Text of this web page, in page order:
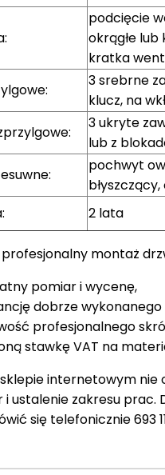
podcięcie
okrągłe
kratka
3 srebrne
klucz, na
3 ukryte
lub z
pochwyt
2 lata
montaż
pomiar i wycenę,
dobrze wykonanego
profesjonalnego
stawkę VAT na
internetowym nie
i ustalenie zakresu
się telefonicznie 693